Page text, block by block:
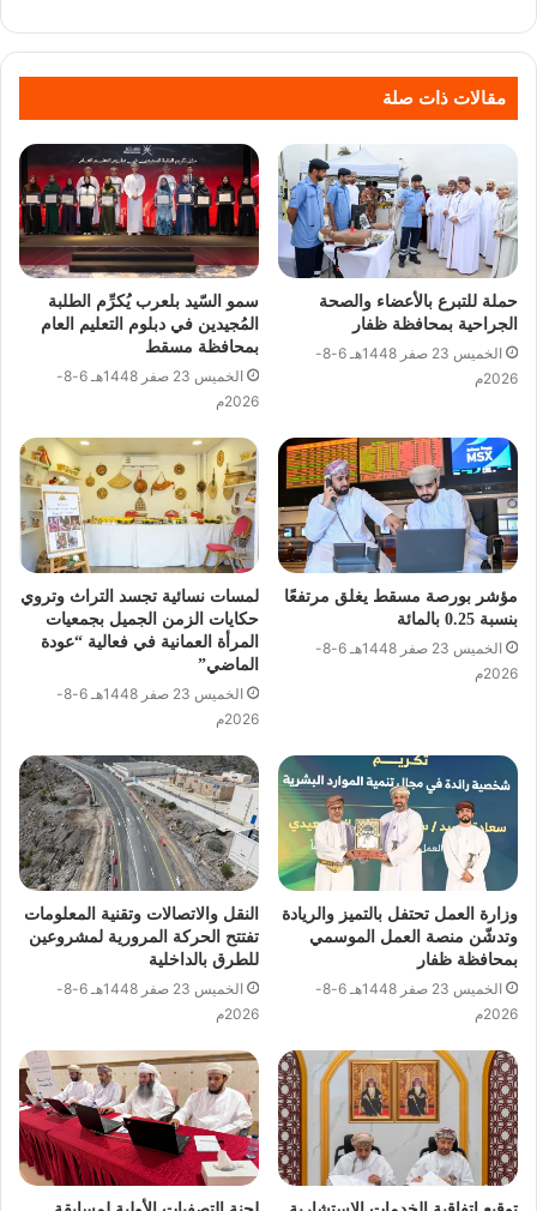
مقالات ذات صلة
حملة للتبرع بالأعضاء والصحة
الجراحية بمحافظة ظفار
الخميس 23 صفر 1448هـ 6-8-
2026م
سمو السّيد بلعرب يُكرِّم الطلبة
المُجيدين في دبلوم التعليم العام
بمحافظة مسقط
الخميس 23 صفر 1448هـ 6-8-
2026م
مؤشر بورصة مسقط يغلق مرتفعًا
بنسبة 0.25 بالمائة
الخميس 23 صفر 1448هـ 6-8-
2026م
لمسات نسائية تجسد التراث وتروي
حكايات الزمن الجميل بجمعيات
المرأة العمانية في فعالية “عودة
الماضي”
الخميس 23 صفر 1448هـ 6-8-
2026م
وزارة العمل تحتفل بالتميز والريادة
وتدشّن منصة العمل الموسمي
بمحافظة ظفار
الخميس 23 صفر 1448هـ 6-8-
2026م
النقل والاتصالات وتقنية المعلومات
تفتتح الحركة المرورية لمشروعين
للطرق بالداخلية
الخميس 23 صفر 1448هـ 6-8-
2026م